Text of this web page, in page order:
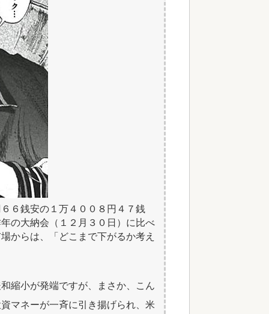
６銭安の１万４００８円４７銭
の大納会（１２月３０日）に比べ
からは、「どこまで下がるか考え
縮小が発端ですが、まさか、こん
マネーが一斉に引き揚げられ、米